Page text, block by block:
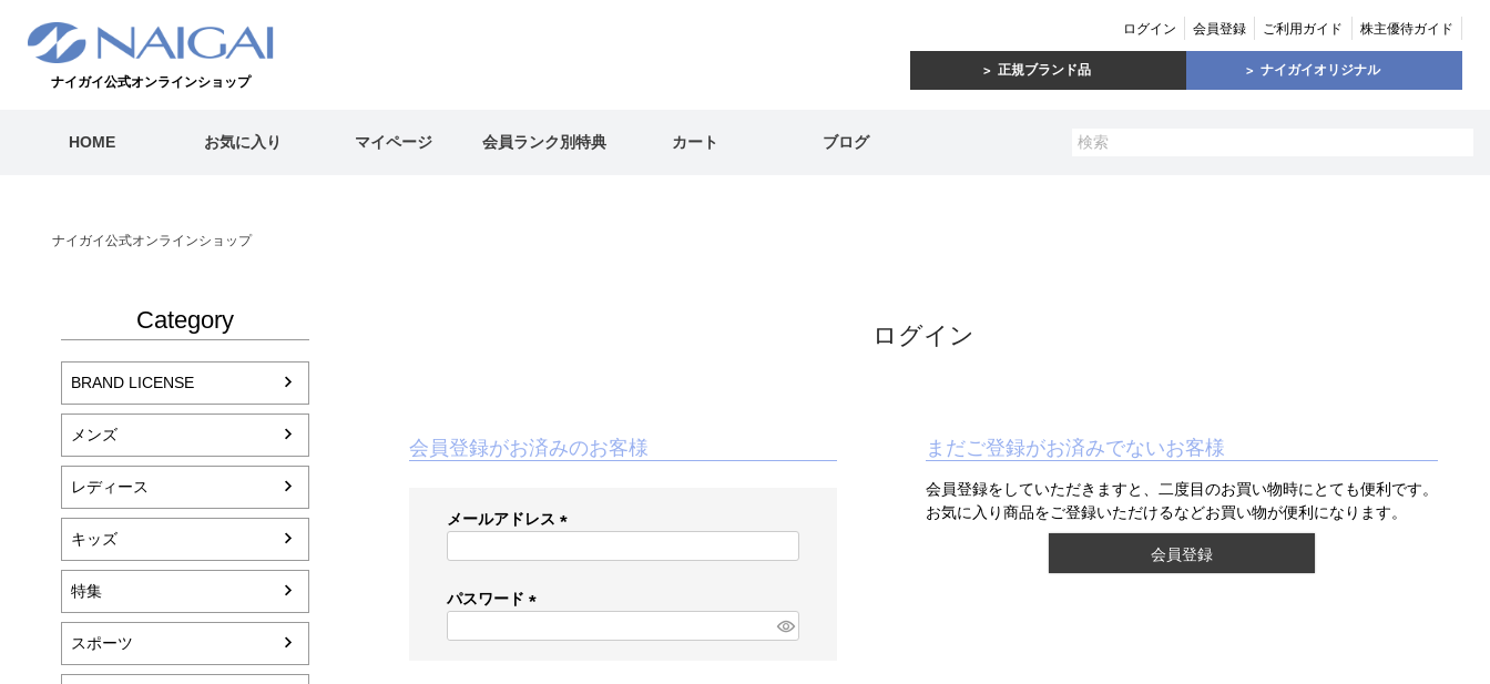
ナイガイ公式オンラインショップ
ログイン 会員登録 ご利用ガイド 株主優待ガイド
正規ブランド品 ナイガイオリジナル
HOME お気に入り マイページ 会員ランク別特典 カート ブログ
ナイガイ公式オンラインショップ
Category
BRAND LICENSE
メンズ
レディース
キッズ
特集
スポーツ
ログイン
会員登録がお済みのお客様
メールアドレス
)
パスワード
まだご登録がお済みでないお客様
会員登録をしていただきますと、二度目のお買い物時にとても便利です。
お気に入り商品をご登録いただけるなどお買い物が便利になります。
会員登録